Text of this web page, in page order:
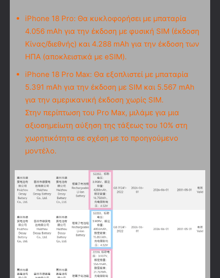
iPhone 18 Pro: Θα κυκλοφορήσει με μπαταρία
4.056 mAh για την έκδοση με φυσική SIM (έκδοση
Κίνας/διεθνής) και 4.288 mAh για την έκδοση των
ΗΠΑ (αποκλειστικά με eSIM).
iPhone 18 Pro Max: Θα εξοπλιστεί με μπαταρία
5.391 mAh για την έκδοση με SIM και 5.567 mAh
για την αμερικανική έκδοση χωρίς SIM.
Στην περίπτωση του Pro Max, μιλάμε για μια
αξιοσημείωτη αύξηση της τάξεως του 10% στη
χωρητικότητα σε σχέση με το προηγούμενο
μοντέλο.